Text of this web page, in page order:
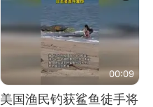
00:09
美国渔民钓获鲨鱼徒手将